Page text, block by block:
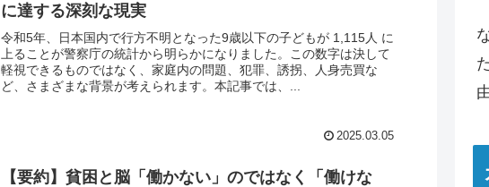
に達する深刻な現実
令和5年、日本国内で行方不明となった9歳以下の子どもが 1,115人 に
上ることが警察庁の統計から明らかになりました。この数字は決して
軽視できるものではなく、家庭内の問題、犯罪、誘拐、人身売買な
ど、さまざまな背景が考えられます。本記事では、...
2025.03.05
【要約】貧困と脳「働かない」のではなく「働けな